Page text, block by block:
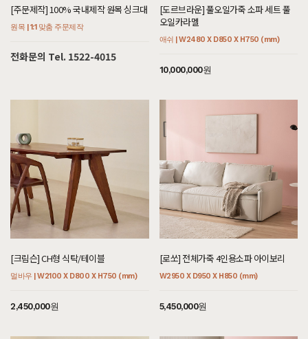
[[블랙러버] 엄청 튼튼한 책장4X2_30T]
7월 31일 경기 남양주 권**고객님 설치후기입니다
[[블랙러버] M형 라운드형 소파테이블]
7월 31일 경기 남양주 권**고객님 설치후기입니다
7월 31일 경기 남양주 권**고객님 설치후기입니다
[[블랙러버] BY형 수납장]
7월 31일 경기 남양주 권**고객님 설치후기입니다
[[블랙러버] A형 V책꽂이의자_30T]
7월 31일 경기 남양주 권**고객님 설치후기입니다
[[블랙러버] D형 V원형식탁/테이블_30T]
7월 31일 경기 남양주 권**고객님 설치후기입니다
7월 31일 서울 서초 김**고객님 설치후기입니다
[주문제작] 100% 국내제작 원목 싱크대
원목 | 1:1 맞춤 주문제작
전화문의 Tel. 1522-4015
[도르브라운] 풀오일가죽 소파 세트 풀
오일카라멜
애쉬 | W2480 X D850 X H750 (mm)
10,000,000원
[크림슨] CH형 식탁/테이블
멀바우 | W2100 X D800 X H750 (mm)
2,450,000원
[로쏘] 전체가죽 4인용소파 아이보리
W2950 X D950 X H850 (mm)
5,450,000원